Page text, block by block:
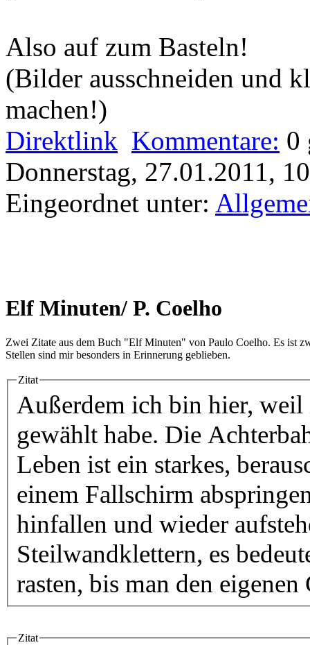
Also auf zum Basteln!
(Bilder ausschneiden und
machen!)
Direktlink Kommentare: 0
Donnerstag, 27.01.2011,
Eingeordnet unter:
Elf Minuten/ P. Coelho
Zwei Zitate aus dem Buch "Elf Minuten" von Paulo Coelho. Es ist
Stellen sind mir besonders in Erinnerung geblieben.
Zitat
Außerdem ich bin hier, weil
gewählt habe. Die
Leben ist ein starkes,
einem Fallschirm
hinfallen und wieder
Steilwandklettern, es
rasten, bis man den
Zitat